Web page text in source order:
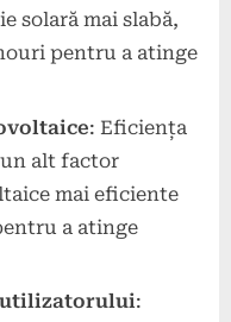
solară mai slabă,
pentru a atinge
: Eficiența
alt factor
mai eficiente
a atinge
utilizatorului: